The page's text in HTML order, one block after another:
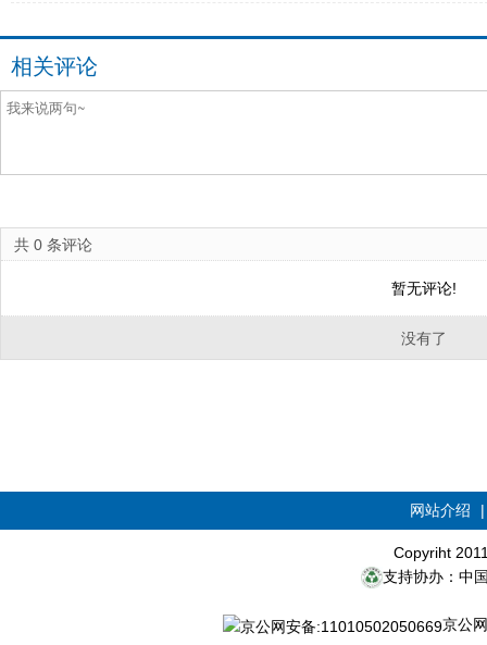
相关评论
共 0 条评论
暂无评论!
没有了
网站介绍
Copyriht
支持协办：中
京公